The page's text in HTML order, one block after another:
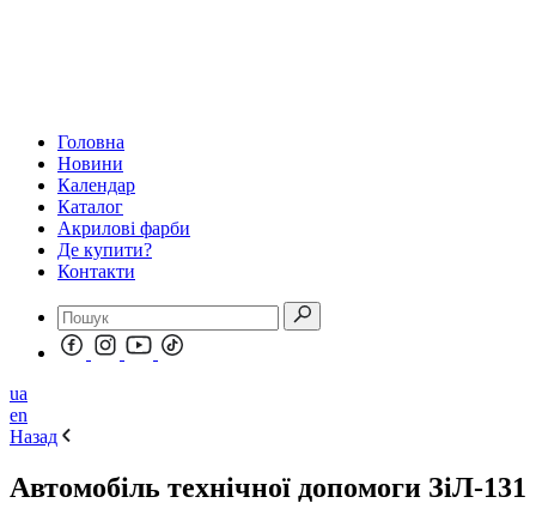
Головна
Новини
Календар
Каталог
Акрилові фарби
Де купити?
Контакти
ua
en
Назад
Автомобіль технічної допомоги ЗіЛ-131